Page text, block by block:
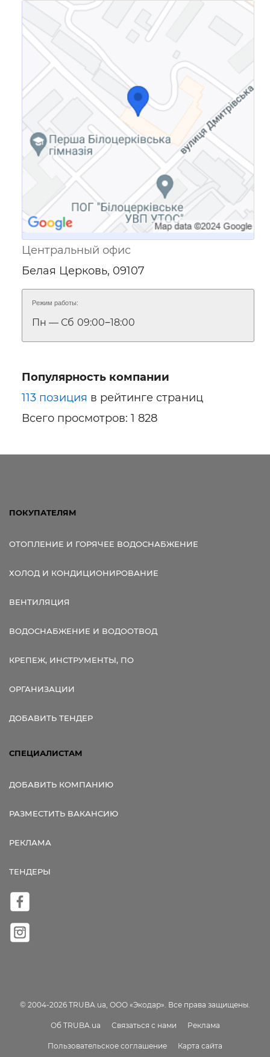
Ссылка для мобильных устройств
Центральный офис
Белая Церковь, 09107
Режим работы:
Пн — Сб 09:00‒18:00
Популярность компании
113 позиция в рейтинге страниц
Всего просмотров: 1 828
ПОКУПАТЕЛЯМ
ОТОПЛЕНИЕ И ГОРЯЧЕЕ ВОДОСНАБЖЕНИЕ
ХОЛОД И КОНДИЦИОНИРОВАНИЕ
ВЕНТИЛЯЦИЯ
ВОДОСНАБЖЕНИЕ И ВОДООТВОД
КРЕПЕЖ, ИНСТРУМЕНТЫ, ПО
ОРГАНИЗАЦИИ
ДОБАВИТЬ ТЕНДЕР
СПЕЦИАЛИСТАМ
ДОБАВИТЬ КОМПАНИЮ
РАЗМЕСТИТЬ ВАКАНСИЮ
РЕКЛАМА
ТЕНДЕРЫ
© 2004-2026 TRUBA.ua, ООО «Экодар». Все права защищены.
Об TRUBA.ua Связаться с нами Реклама
Пользовательское соглашение Карта сайта